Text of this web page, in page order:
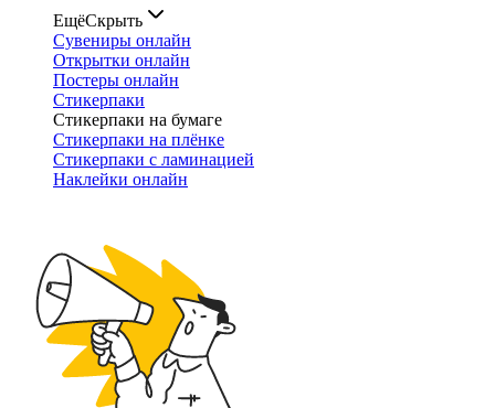
ЕщёСкрыть
Сувениры онлайн
Открытки онлайн
Постеры онлайн
Стикерпаки
Стикерпаки на бумаге
Стикерпаки на плёнке
Стикерпаки с ламинацией
Наклейки онлайн